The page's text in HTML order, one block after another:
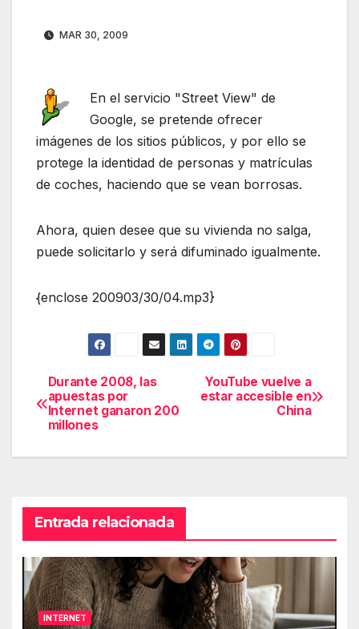
MAR 30, 2009
En el servicio "Street View" de
Google, se pretende ofrecer
imágenes de los sitios públicos, y por ello se
protege la identidad de personas y matrículas
de coches, haciendo que se vean borrosas.
Ahora, quien desee que su vivienda no salga,
puede solicitarlo y será difuminado igualmente.
{enclose 200903/30/04.mp3}
Navegación
de
entradas
YouTube vuelve a
estar accesible en
China
Durante 2008, las
apuestas por
Internet ganaron 200
millones
Entrada relacionada
INTERNET